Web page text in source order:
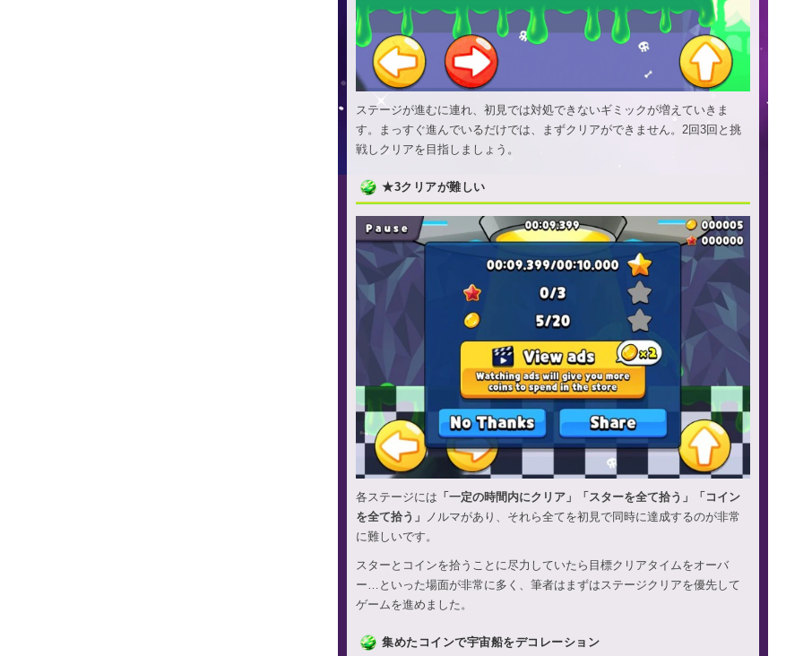
ステージが進むに連れ、初見では対処できないギミックが増えていきま
す。まっすぐ進んでいるだけでは、まずクリアができません。2回3回と挑
戦しクリアを目指しましょう。
★3クリアが難しい
各ステージには 「一定の時間内にクリア」「スターを全て拾う」「コイン
を全て拾う」 ノルマがあり、それら全てを初見で同時に達成するのが非常
に難しいです。
スターとコインを拾うことに尽力していたら目標クリアタイムをオーバ
ー…といった場面が非常に多く、筆者はまずはステージクリアを優先して
ゲームを進めました。
集めたコインで宇宙船をデコレーション